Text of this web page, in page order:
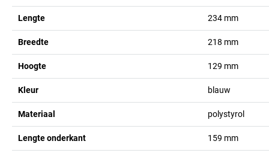
Lengte 234 mm
Breedte 218 mm
Hoogte 129 mm
Kleur blauw
Materiaal polystyrol
Lengte onderkant 159 mm